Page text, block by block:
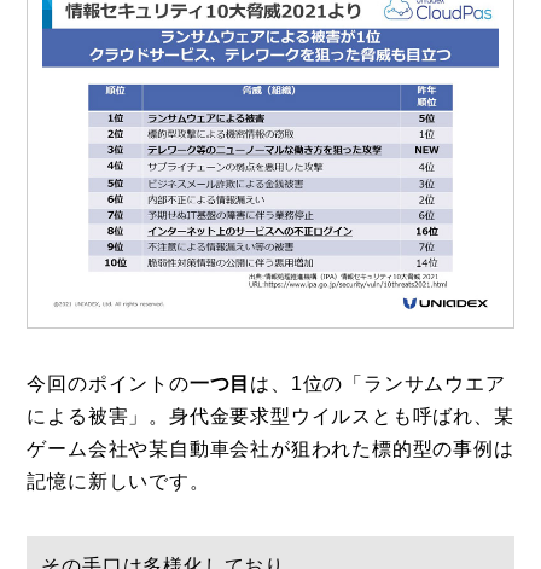
今回のポイントの一つ目 は、1位の「ランサムウエア
による被害」。身代金要求型ウイルスとも呼ばれ、某
ゲーム会社や某自動車会社が狙われた標的型の事例は
記憶に新しいです。